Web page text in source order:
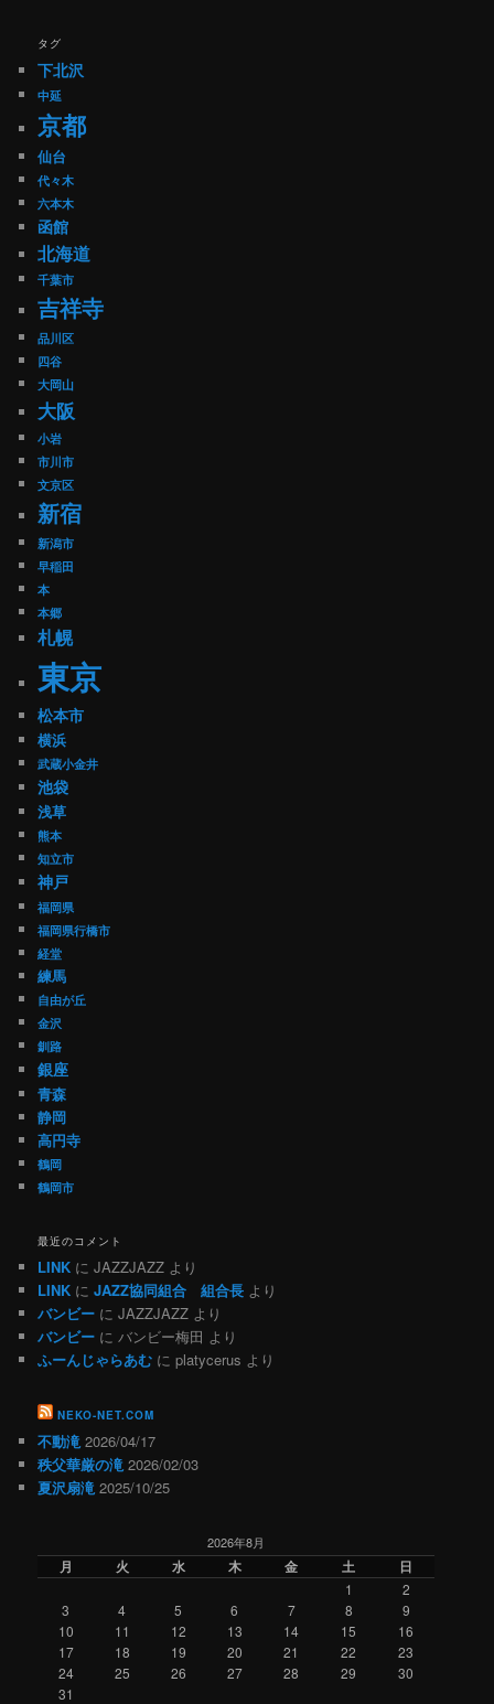
タグ
下北沢
中延
京都
仙台
代々木
六本木
函館
北海道
千葉市
吉祥寺
品川区
四谷
大岡山
大阪
小岩
市川市
文京区
新宿
新潟市
早稲田
本
本郷
札幌
東京
松本市
横浜
武蔵小金井
池袋
浅草
熊本
知立市
神戸
福岡県
福岡県行橋市
経堂
練馬
自由が丘
金沢
釧路
銀座
青森
静岡
高円寺
鶴岡
鶴岡市
最近のコメント
LINK にJAZZJAZZ より
LINK にJAZZ協同組合 組合長 より
バンビー にJAZZJAZZ より
バンビー にバンビー梅田 より
ふーんじゃらあむ にplatycerus より
NEKO-NET.COM
不動滝 2026/04/17
秩父華厳の滝 2026/02/03
夏沢扇滝 2025/10/25
2026年8月
月 火 水 木 金 土 日
1
2
3
4 5 6 7 8
9
10
11 12 13 14 15
16
17
18 19 20 21 22
23
24
25 26 27 28 29
30
31